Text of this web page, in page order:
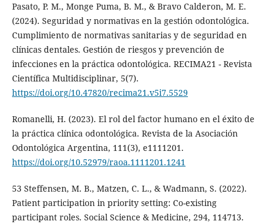
Pasato, P. M., Monge Puma, B. M., & Bravo Calderon, M. E.
(2024). Seguridad y normativas en la gestión odontológica.
Cumplimiento de normativas sanitarias y de seguridad en
clínicas dentales. Gestión de riesgos y prevención de
infecciones en la práctica odontológica. RECIMA21 - Revista
Científica Multidisciplinar, 5(7).
https://doi.org/10.47820/recima21.v5i7.5529
Romanelli, H. (2023). El rol del factor humano en el éxito de
la práctica clínica odontológica. Revista de la Asociación
Odontológica Argentina, 111(3), e1111201.
https://doi.org/10.52979/raoa.1111201.1241
53 Steffensen, M. B., Matzen, C. L., & Wadmann, S. (2022).
Patient participation in priority setting: Co-existing
participant roles. Social Science & Medicine, 294, 114713.